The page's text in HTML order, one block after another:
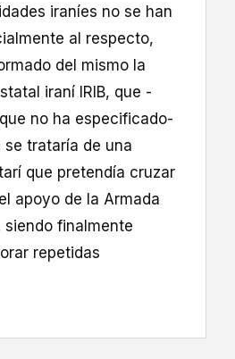
iraníes no se han
al respecto,
del mismo la
iraní IRIB, que -
no ha especificado-
se trataría de una
que pretendía cruzar
apoyo de la Armada
siendo finalmente
repetidas